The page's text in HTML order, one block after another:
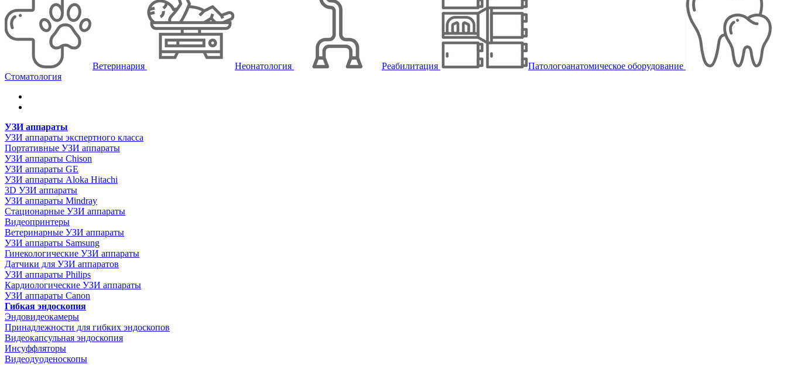
Ветеринария Неонатология Реабилитация
Патологоанатомическое оборудование
Стоматология
УЗИ аппараты
УЗИ аппараты экспертного класса
Портативные УЗИ аппараты
УЗИ аппараты Chison
УЗИ аппараты GE
УЗИ аппараты Aloka Hitachi
3D УЗИ аппараты
УЗИ аппараты Mindray
Стационарные УЗИ аппараты
Видеопринтеры
Ветеринарные УЗИ аппараты
УЗИ аппараты Samsung
Гинекологические УЗИ аппараты
Датчики для УЗИ аппаратов
УЗИ аппараты Philips
Кардиологические УЗИ аппараты
УЗИ аппараты Canon
Гибкая эндоскопия
Эндовидеокамеры
Принадлежности для гибких эндоскопов
Видеокапсульная эндоскопия
Инсуффляторы
Видеодуоденоскопы